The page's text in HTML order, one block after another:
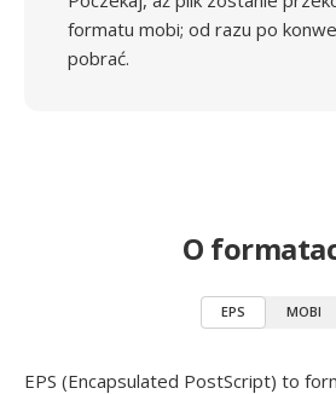
formatu mobi; od razu po
pobrać.
O
EPS MOBI
EPS (Encapsulated PostScript) to